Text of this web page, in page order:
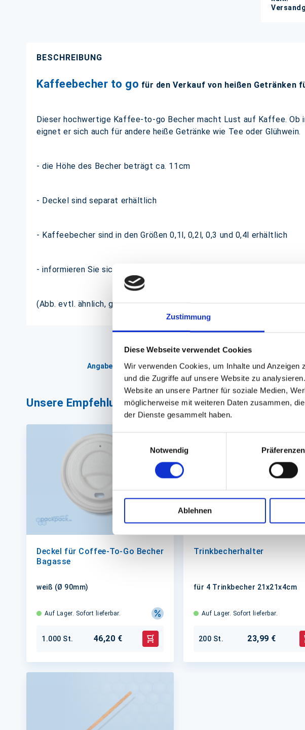
Zustimmung
Diese Webseite verwendet Cookies
Wir verwenden Cookies, um Inhalte und
und die Zugriffe auf unsere Website zu
Website an unsere Partner für soziale Medien,
möglicherweise mit weiteren Daten zusammen,
der Dienste gesammelt haben.
Einwilligungsauswahl
Notwendig
Präferenzen
Ablehnen
BESCHREIBUNG
Kaffeebecher to go für den Verkauf von heißen Getränken
Dieser hochwertige Kaffee-to-go Becher macht Lust auf Kaffee.
eignet er sich auch für andere heiße Getränke wie Tee oder Glühwein.
- die Höhe des Becher beträgt ca. 11cm
- Deckel sind separat erhältlich
- Kaffeebecher sind in den Größen 0,1l, 0,2l, 0,3 und 0,4l erhältlich
- informieren Sie sich jetzt über Ihr Logo auf den Bechern - ab 25.000
(Abb. evtl. ähnlich, ggf. ohne Dekoration)
Angaben zur Informationspflichten der GPSR
Unsere Empfehlungen
Deckel für Coffee-To-Go Becher
Bagasse
weiß (Ø 90mm)
Auf Lager. Sofort lieferbar.
1.000 St. 46,20 € In den Warenkorb
Trinkbecherhalter
für 4 Trinkbecher 21x21x4cm
Auf Lager. Sofort lieferbar.
200 St. 23,99 €